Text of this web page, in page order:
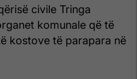
civile Tringa
komunale që të
kostove të parapara në